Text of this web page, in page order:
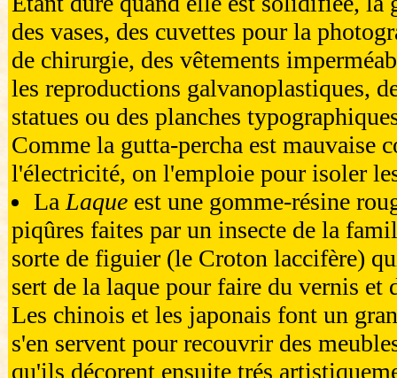
des vases, des cuvettes pour la
de chirurgie, des vêtements
les reproductions galvanoplastiques,
statues ou des planches
Comme la gutta-percha est mauvaise
l'électricité, on l'emploie pour isoler
La Laque est une gomme-résine
piqûres faites par un insecte de la
sorte de figuier (le Croton laccifère)
sert de la laque pour faire du vernis et
Les chinois et les japonais font un
s'en servent pour recouvrir des
qu'ils décorent ensuite trés